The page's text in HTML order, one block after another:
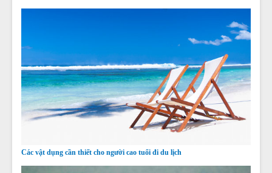
Các vật dụng cần thiết cho người cao tuổi đi du lịch